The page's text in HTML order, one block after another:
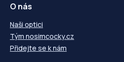
O nás
Naši optici
Tým nosimcocky.cz
Přidejte se k nám